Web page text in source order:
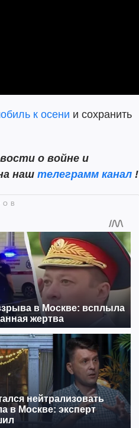
к осени и сохранить
о войне и
наш телеграмм канал !